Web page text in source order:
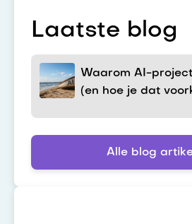
Laatste blog
Waarom AI-
(en hoe je dat
Alle blog